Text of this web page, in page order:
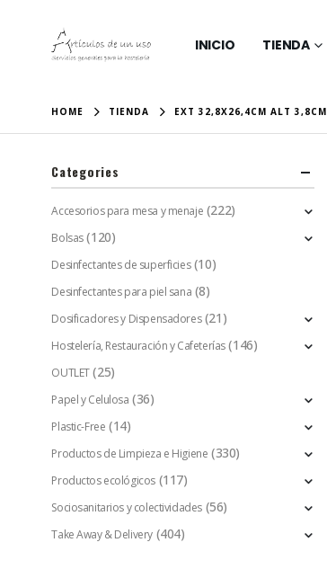
INICIO TIENDA
HOME TIENDA EXT 32,8X26,4CM ALT 3,8CM
Categories
Accesorios para mesa y menaje (222)
Bolsas (120)
Desinfectantes de superficies (10)
Desinfectantes para piel sana (8)
Dosificadores y Dispensadores (21)
Hostelería, Restauración y Cafeterías (146)
OUTLET (25)
Papel y Celulosa (36)
Plastic-Free (14)
Productos de Limpieza e Higiene (330)
Productos ecológicos (117)
Sociosanitarios y colectividades (56)
Take Away & Delivery (404)